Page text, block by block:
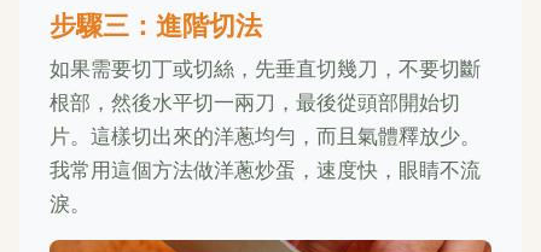
步驟三：進階切法
如果需要切丁或切絲，先垂直切幾刀，不要切斷
根部，然後水平切一兩刀，最後從頭部開始切
片。這樣切出來的洋蔥均勻，而且氣體釋放少。
我常用這個方法做洋蔥炒蛋，速度快，眼睛不流
淚。